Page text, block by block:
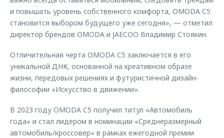
и повышать уровень собственного комфорта, OMODA C5
становится выбором будущего уже сегодня», — отметил
директор брендов OMODA и JAECOO Владимир Стоякин.
Отличительная черта OMODA C5 заключается в его
уникальной ДНК, основанной на креативном образе
жизни, передовых решениях и футуристичной дизайн-
философии «Искусство в движении».
В 2023 году OMODA C5 получил титул «Автомобиль
года» и стал лидером в номинации «Среднеразмерный
автомобиль/кроссовер» в рамках ежегодной премии